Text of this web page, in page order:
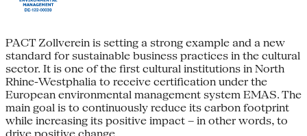
PACT Zollverein is setting a strong example and a new
standard for sustainable business practices in the cultural
sector. It is one of the first cultural institutions in North
Rhine-Westphalia to receive certification under the
European environmental management system EMAS. The
main goal is to continuously reduce its carbon footprint
while increasing its positive impact – in other words, to